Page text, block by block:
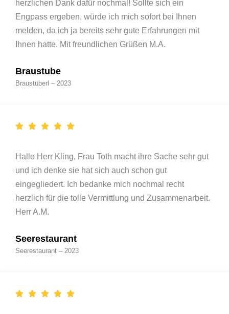
herzlichen Dank dafür nochmal! Sollte sich ein
Engpass ergeben, würde ich mich sofort bei Ihnen
melden, da ich ja bereits sehr gute Erfahrungen mit
Ihnen hatte. Mit freundlichen Grüßen M.A.
Braustube
Braustüberl – 2023
Hallo Herr Kling, Frau Toth macht ihre Sache sehr gut
und ich denke sie hat sich auch schon gut
eingegliedert. Ich bedanke mich nochmal recht
herzlich für die tolle Vermittlung und Zusammenarbeit.
Herr A.M.
Seerestaurant
Seerestaurant – 2023